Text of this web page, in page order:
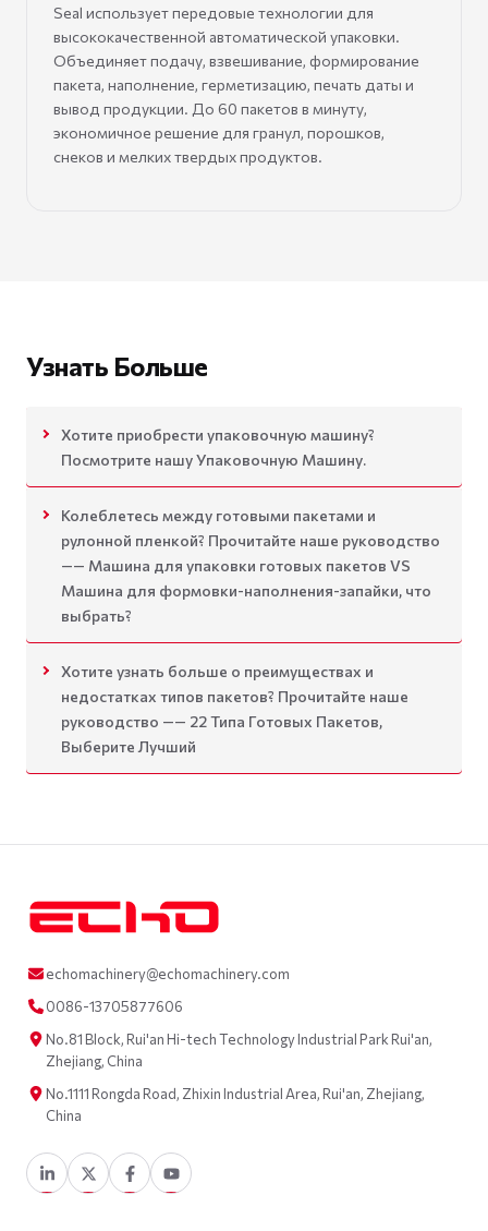
Seal использует передовые технологии для
высококачественной автоматической упаковки.
Объединяет подачу, взвешивание, формирование
пакета, наполнение, герметизацию, печать даты и
вывод продукции. До 60 пакетов в минуту,
экономичное решение для гранул, порошков,
снеков и мелких твердых продуктов.
Узнать Больше
Хотите приобрести упаковочную машину?
Посмотрите нашу Упаковочную Машину.
Колеблетесь между готовыми пакетами и
рулонной пленкой? Прочитайте наше руководство
—— Машина для упаковки готовых пакетов VS
Машина для формовки-наполнения-запайки, что
выбрать?
Хотите узнать больше о преимуществах и
недостатках типов пакетов? Прочитайте наше
руководство —— 22 Типа Готовых Пакетов,
Выберите Лучший
echomachinery@echomachinery.com
0086-13705877606
No.81 Block, Rui'an Hi-tech Technology Industrial Park Rui'an,
Zhejiang, China
No.1111 Rongda Road, Zhixin Industrial Area, Rui'an, Zhejiang,
China